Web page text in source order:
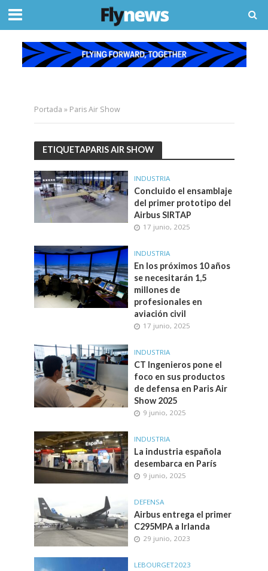
Portada » Paris Air Show
ETIQUETAPARIS AIR SHOW
INDUSTRIA
Concluido el ensamblaje
del primer prototipo del
Airbus SIRTAP
17 junio, 2025
INDUSTRIA
En los próximos 10 años
se necesitarán 1,5
millones de
profesionales en
aviación civil
17 junio, 2025
INDUSTRIA
CT Ingenieros pone el
foco en sus productos
de defensa en Paris Air
Show 2025
9 junio, 2025
INDUSTRIA
La industria española
desembarca en París
9 junio, 2025
DEFENSA
Airbus entrega el primer
C295MPA a Irlanda
29 junio, 2023
LEBOURGET2023